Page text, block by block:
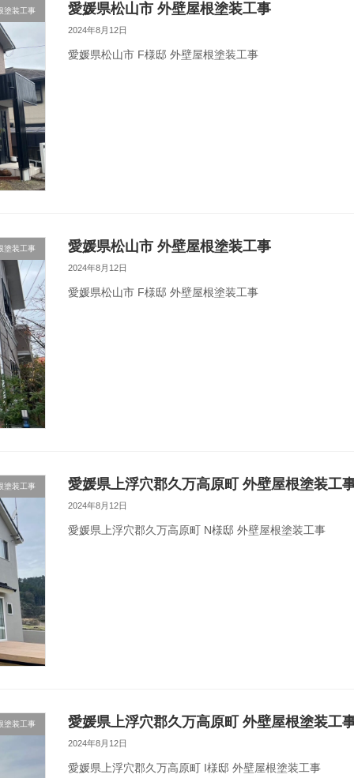
塗装工事 愛媛県松山市 外壁屋根塗装工事
2024年8月12日
愛媛県松山市 F様邸 外壁屋根塗装工事
塗装工事 愛媛県松山市 外壁屋根塗装工事
2024年8月12日
愛媛県松山市 F様邸 外壁屋根塗装工事
塗装工事 愛媛県上浮穴郡久万高原町 外壁屋根塗装工
2024年8月12日
愛媛県上浮穴郡久万高原町 N様邸 外壁屋根塗装工事
塗装工事 愛媛県上浮穴郡久万高原町 外壁屋根塗装工
2024年8月12日
愛媛県上浮穴郡久万高原町 I様邸 外壁屋根塗装工事